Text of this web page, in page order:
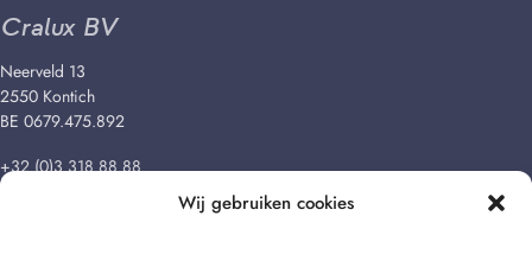
Wij gebruiken cookies
Cralux BV
Neerveld 13
2550 Kontich
BE 0679.475.892
+32 (0)3 318 88 88